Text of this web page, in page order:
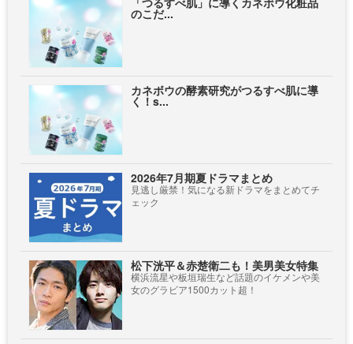
のこだ...
カネボウの酵素研究がつるすべ肌に導
く！s...
2026年7月期夏ドラマまとめ
見逃し厳禁！気になる新ドラマをまとめてチ
ェック
松下洸平＆赤楚衛二も！美男美女特集
横浜流星や板垣瑞生など話題のイケメンや美
女のグラビア1500カット超！